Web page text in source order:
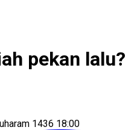
pekan lalu?
1436 18:00